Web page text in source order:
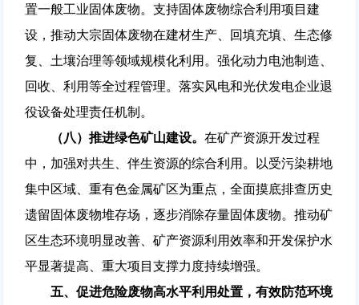
置一般工业固体废物。支持固体废物综合利用项目建
设，推动大宗固体废物在建材生产、回填充填、生态修
复、土壤治理等领域规模化利用。强化动力电池制造、
回收、利用等全过程管理。落实风电和光伏发电企业退
役设备处理责任机制。
（八）推进绿色矿山建设。 在矿产资源开发过程
中，加强对共生、伴生资源的综合利用。以受污染耕地
集中区域、重有色金属矿区为重点，全面摸底排查历史
遗留固体废物堆存场，逐步消除存量固体废物。推动矿
区生态环境明显改善、矿产资源利用效率和开发保护水
平显著提高、重大项目支撑力度持续增强。
五、促进危险废物高水平利用处置，有效防范环境